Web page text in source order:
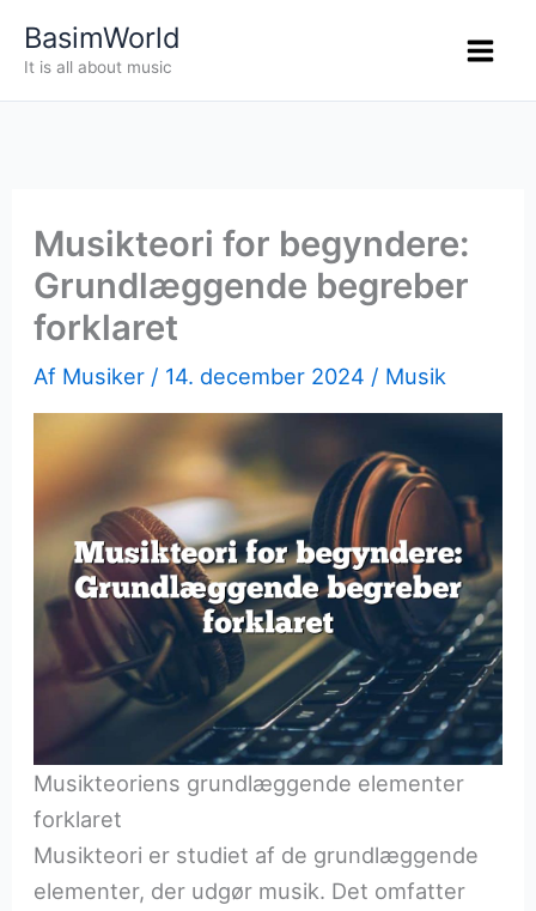
BasimWorld
It is all about music
Musikteori for begyndere:
Grundlæggende begreber
forklaret
Af Musiker / 14. december 2024 / Musik
Musikteoriens grundlæggende elementer
forklaret
Musikteori er studiet af de grundlæggende
elementer, der udgør musik. Det omfatter